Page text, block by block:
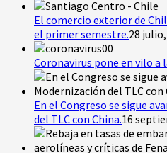
El comercio exterior de
el primer semestre.28
Coronavirus pone en vilo a
En el Congreso se sigue
del TLC con China.16